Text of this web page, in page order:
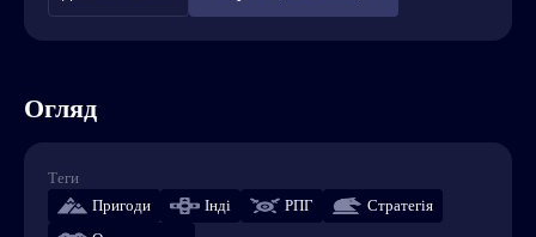
Огляд
Теги
Пригоди
Інді РПГ
Стратегія